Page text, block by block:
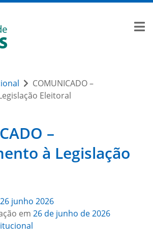
COMUNICADO –
Eleitoral
–
à Legislação
26 junho 2026
em 26 de junho de 2026